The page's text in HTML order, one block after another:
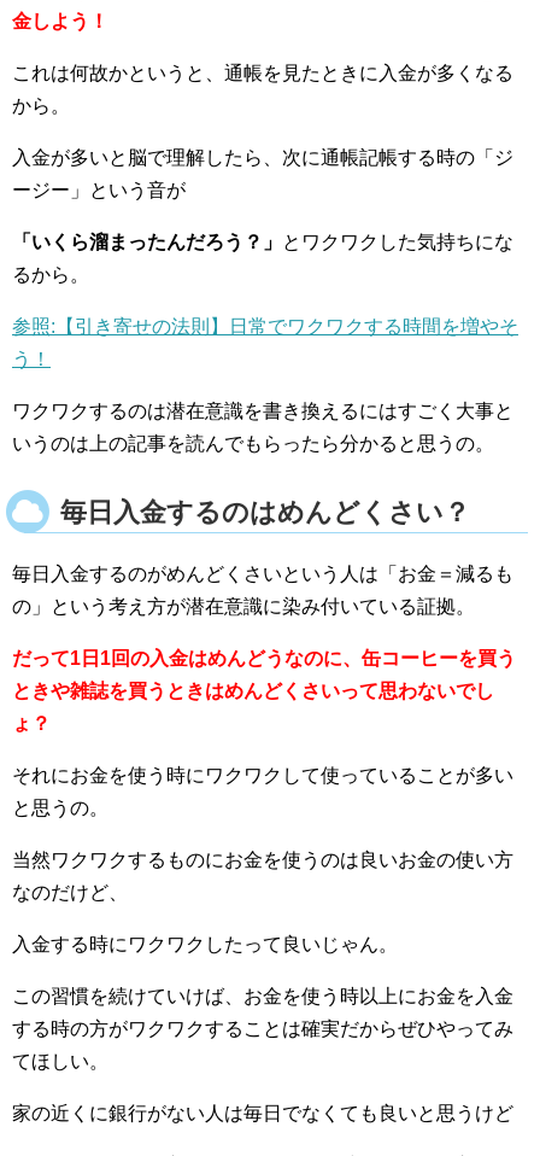
金しよう！
これは何故かというと、通帳を見たときに入金が多くなる
から。
入金が多いと脳で理解したら、次に通帳記帳する時の「ジ
ージー」という音が
「いくら溜まったんだろう？」 とワクワクした気持ちにな
るから。
参照:【引き寄せの法則】日常でワクワクする時間を増やそ
う！
ワクワクするのは潜在意識を書き換えるにはすごく大事と
いうのは上の記事を読んでもらったら分かると思うの。
毎日入金するのはめんどくさい？
毎日入金するのがめんどくさいという人は「お金＝減るも
の」という考え方が潜在意識に染み付いている証拠。
だって1日1回の入金はめんどうなのに、缶コーヒーを買う
ときや雑誌を買うときはめんどくさいって思わないでし
ょ？
それにお金を使う時にワクワクして使っていることが多い
と思うの。
当然ワクワクするものにお金を使うのは良いお金の使い方
なのだけど、
入金する時にワクワクしたって良いじゃん。
この習慣を続けていけば、お金を使う時以上にお金を入金
する時の方がワクワクすることは確実だからぜひやってみ
てほしい。
家の近くに銀行がない人は毎日でなくても良いと思うけど